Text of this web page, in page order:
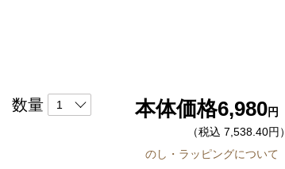
数量 本体価格6,980円
（税込 7,538.40円）
のし・ラッピングについて